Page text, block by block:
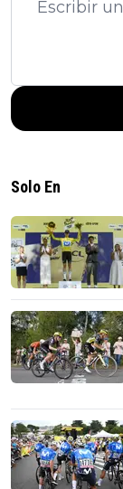
Solo En